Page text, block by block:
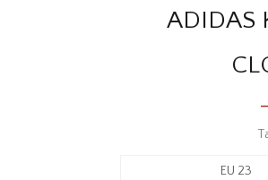
ADIDAS
EU 23